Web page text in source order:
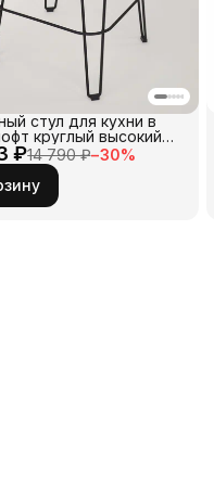
₽14 790 ₽−30%
стул для кухни в
круглый высокий
со спинкой и
для ног. Каркас из
черного цвета и
из дерева.
табурет для